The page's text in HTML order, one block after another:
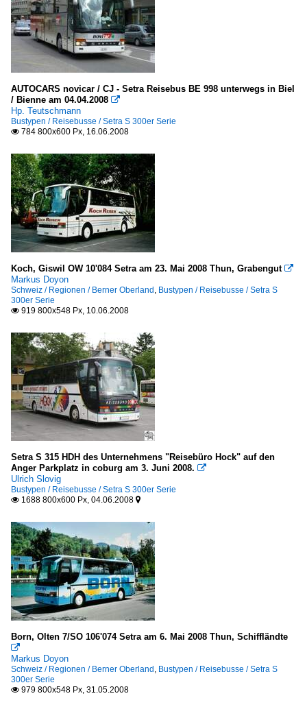
Serbien - Städte
Belgrad
Spanien - Städte
Cadiz
Tschechien - Betriebe
TAD Trutnov
Tschechien - Städte
Hradec Králové
Liberec (Reichenberg)
Prag
Ungarn - Städte
Schweiz
Betriebe
Auto AG Uri (AAGU)
Auto-Transports de la Vallée de Joux SA, Les Bioux
Automobilverkehr Frutigen-Adelboden (AFA)
Grindelwald Bus
Schneider Reisen und Transport AG, Langendorf
STI (Verkehrsbetriebe STI AG), Thun
Regionen
Baselbiet
Berner Oberland
Emmental
AUTOCARS novicar / CJ - Setra Reisebus BE 998 unterwegs in Biel
/ Bienne am 04.04.2008 
Hp. Teutschmann
Bustypen / Reisebusse / Setra S 300er Serie
 784 800x600 Px, 16.06.2008
Koch, Giswil OW 10'084 Setra am 23. Mai 2008 Thun, Grabengut 
Markus Doyon
Schweiz / Regionen / Berner Oberland , Bustypen / Reisebusse / Setra S
300er Serie
 919 800x548 Px, 10.06.2008
Setra S 315 HDH des Unternehmens "Reisebüro Hock" auf den
Anger Parkplatz in coburg am 3. Juni 2008. 
Ulrich Slovig
Bustypen / Reisebusse / Setra S 300er Serie
 1688 800x600 Px, 04.06.2008 
Born, Olten 7/SO 106'074 Setra am 6. Mai 2008 Thun, Schiffländte

Markus Doyon
Schweiz / Regionen / Berner Oberland , Bustypen / Reisebusse / Setra S
300er Serie
 979 800x548 Px, 31.05.2008